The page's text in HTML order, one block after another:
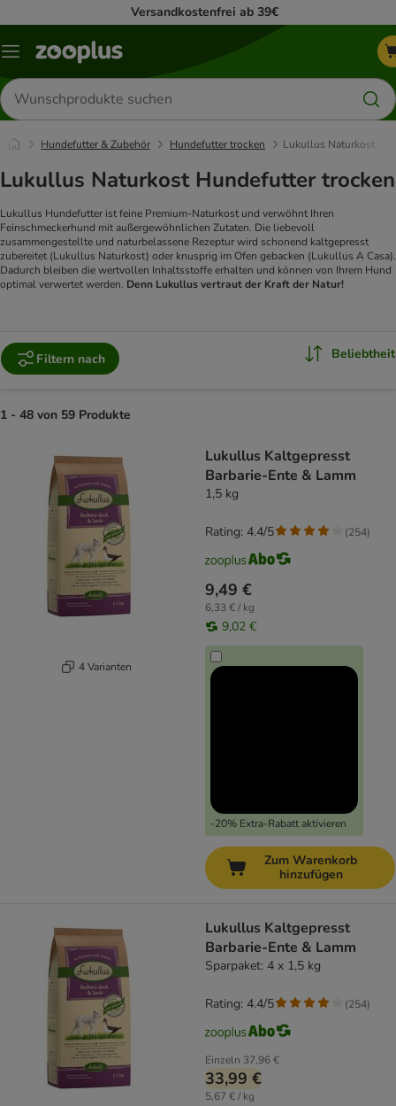
Versandkostenfrei ab 39€
Menü
Produkte
suchen
Hundefutter & Zubehör Hundefutter trocken Lukullus Naturkost
Lukullus Naturkost Hundefutter trocken
Lukullus Hundefutter ist feine Premium-Naturkost und verwöhnt Ihren
Feinschmeckerhund mit außergewöhnlichen Zutaten. Die liebevoll
zusammengestellte und naturbelassene Rezeptur wird schonend kaltgepresst
zubereitet (Lukullus Naturkost) oder knusprig im Ofen gebacken (Lukullus A Casa).
Dadurch bleiben die wertvollen Inhaltsstoffe erhalten und können von Ihrem Hund
optimal verwertet werden. Denn Lukullus vertraut der Kraft der Natur!
Filtern nach Beliebtheit
1 - 48 von 59 Produkte
4 Varianten
Lukullus Kaltgepresst
Barbarie-Ente & Lamm
1,5 kg
9,49 €
6,33 € / kg
9,02 €
-20% Extra-Rabatt aktivieren
Rating: 4.4/5 (254)
Zum Warenkorb
hinzufügen
Lukullus Kaltgepresst
Barbarie-Ente & Lamm
Sparpaket: 4 x 1,5 kg
Einzeln 37,96 €
33,99 €
5,67 € / kg
Rating: 4.4/5 (254)